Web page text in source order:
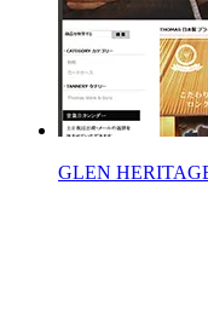
GLEN